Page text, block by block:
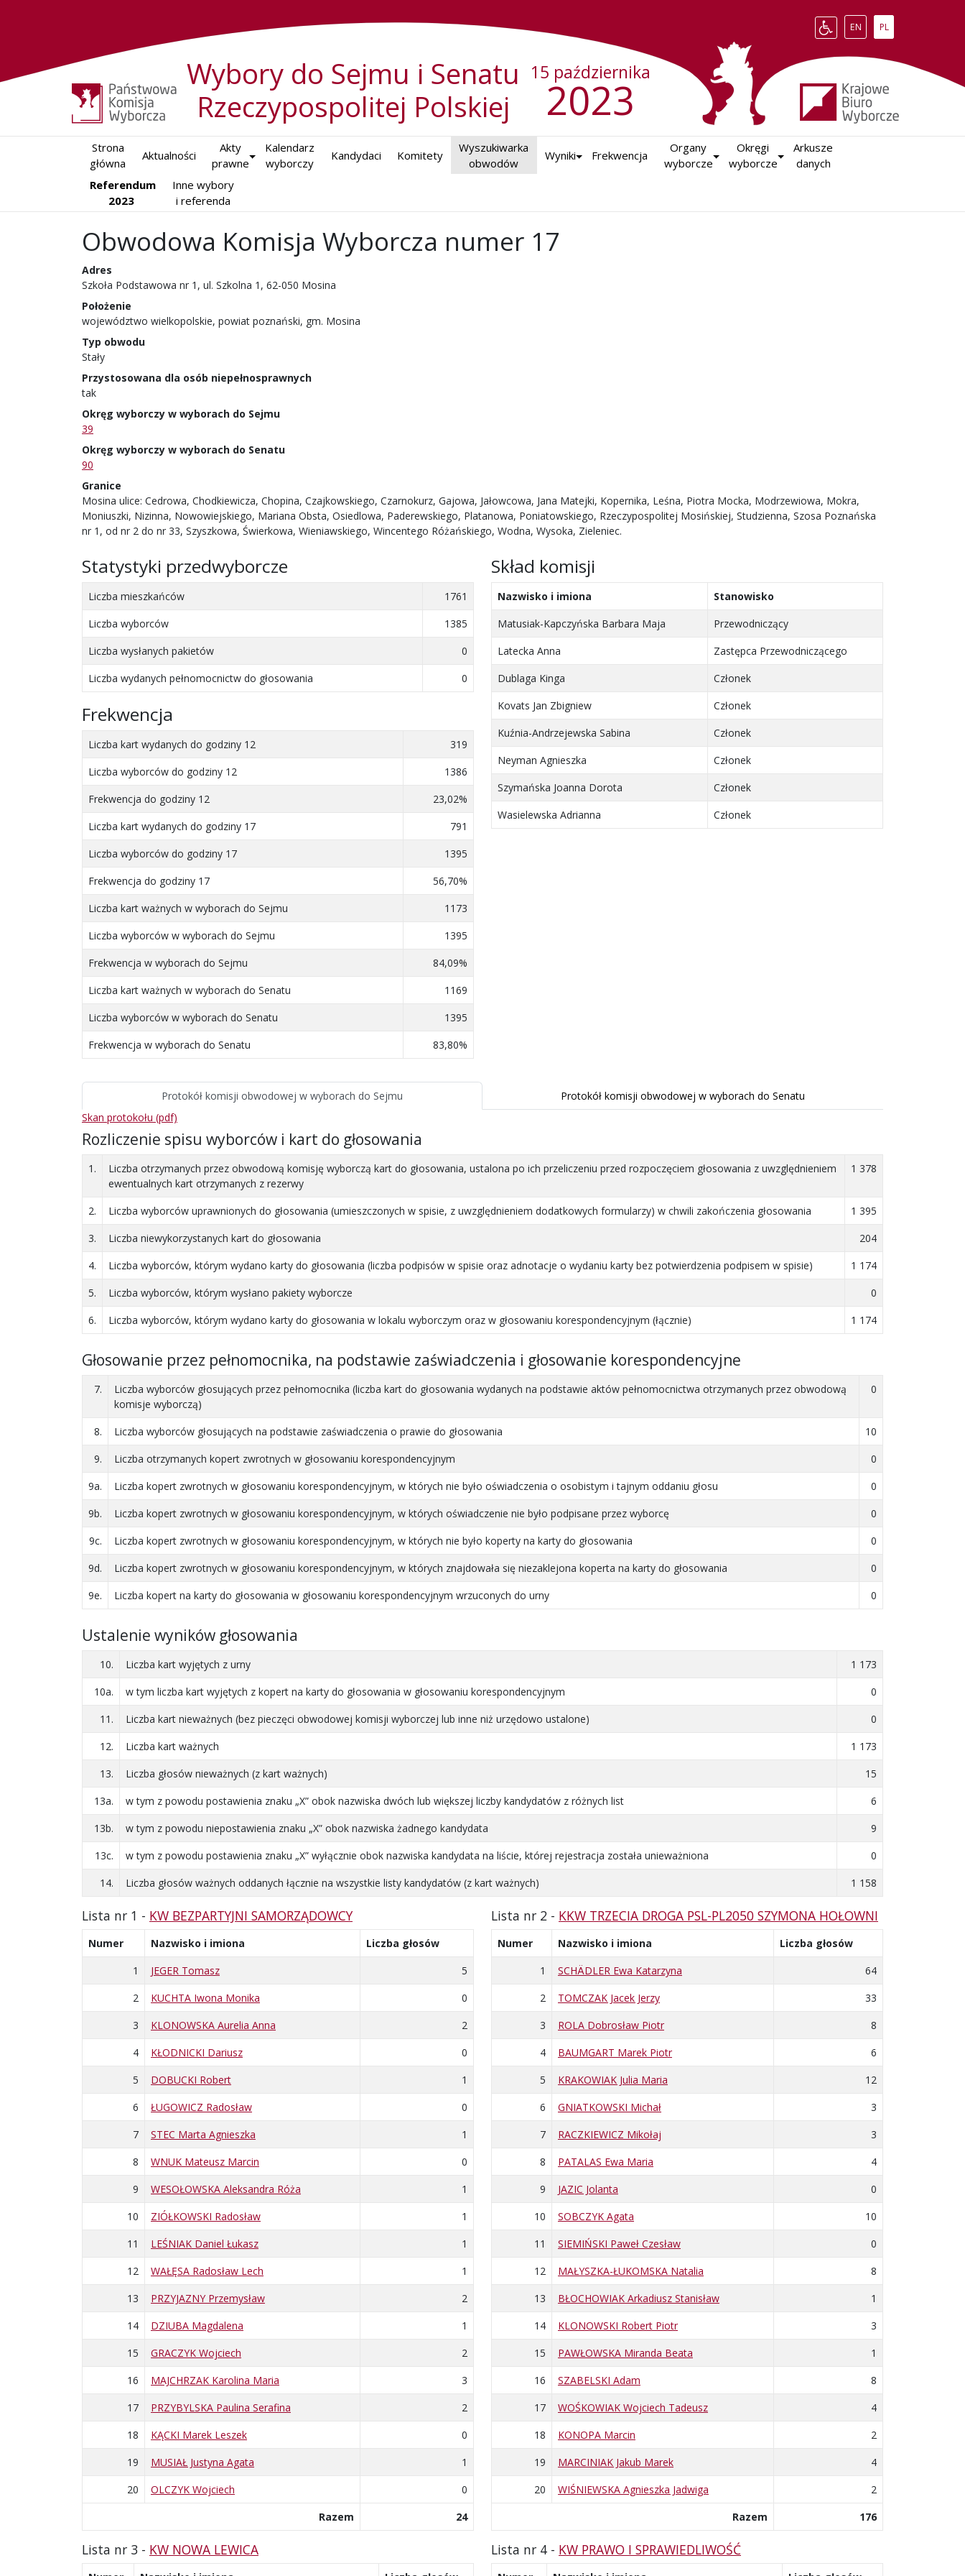
Change language to English
EN Zmień język na
PL
Wybory do Sejmu i Senatu
Rzeczypospolitej Polskiej
2023
15 października
Strona
główna
Aktualności
Akty
prawne
Kalendarz
wyborczy
Kandydaci Komitety
Wyszukiwarka
obwodów
Wyniki Frekwencja
Organy
wyborcze
Okręgi
wyborcze
Arkusze
danych
Referendum
2023
Inne wybory
i referenda
Obwodowa Komisja Wyborcza numer 17
Adres
Szkoła Podstawowa nr 1, ul. Szkolna 1, 62-050 Mosina
Położenie
województwo wielkopolskie, powiat poznański, gm. Mosina
Typ obwodu
Stały
Przystosowana dla osób niepełnosprawnych
tak
Okręg wyborczy w wyborach do Sejmu
39
Okręg wyborczy w wyborach do Senatu
90
Granice
Mosina ulice: Cedrowa, Chodkiewicza, Chopina, Czajkowskiego, Czarnokurz, Gajowa, Jałowcowa, Jana Matejki, Kopernika, Leśna, Piotra Mocka, Modrzewiowa, Mokra,
Moniuszki, Nizinna, Nowowiejskiego, Mariana Obsta, Osiedlowa, Paderewskiego, Platanowa, Poniatowskiego, Rzeczypospolitej Mosińskiej, Studzienna, Szosa Poznańska
nr 1, od nr 2 do nr 33, Szyszkowa, Świerkowa, Wieniawskiego, Wincentego Różańskiego, Wodna, Wysoka, Zieleniec.
Statystyki przedwyborcze
Liczba mieszkańców
1761
Liczba wyborców
1385
Liczba wysłanych pakietów
0
Liczba wydanych pełnomocnictw do głosowania
0
Frekwencja
Liczba kart wydanych do godziny 12
319
Liczba wyborców do godziny 12
1386
Frekwencja do godziny 12
23,02%
Liczba kart wydanych do godziny 17
791
Liczba wyborców do godziny 17
1395
Frekwencja do godziny 17
56,70%
Liczba kart ważnych w wyborach do Sejmu
1173
Liczba wyborców w wyborach do Sejmu
1395
Frekwencja w wyborach do Sejmu
84,09%
Liczba kart ważnych w wyborach do Senatu
1169
Liczba wyborców w wyborach do Senatu
1395
Frekwencja w wyborach do Senatu
83,80%
Skład komisji
Nazwisko i imiona
Stanowisko
Matusiak-Kapczyńska Barbara Maja
Przewodniczący
Latecka Anna
Zastępca Przewodniczącego
Dublaga Kinga
Członek
Kovats Jan Zbigniew
Członek
Kuźnia-Andrzejewska Sabina
Członek
Neyman Agnieszka
Członek
Szymańska Joanna Dorota
Członek
Wasielewska Adrianna
Członek
Protokół komisji obwodowej w wyborach do Sejmu Protokół komisji obwodowej w wyborach do Senatu
Skan protokołu (pdf)
Rozliczenie spisu wyborców i kart do głosowania
1.
Liczba otrzymanych przez obwodową komisję wyborczą kart do głosowania, ustalona po ich przeliczeniu przed rozpoczęciem głosowania z uwzględnieniem
ewentualnych kart otrzymanych z rezerwy
1 378
2. Liczba wyborców uprawnionych do głosowania (umieszczonych w spisie, z uwzględnieniem dodatkowych formularzy) w chwili zakończenia głosowania
1 395
3.
Liczba niewykorzystanych kart do głosowania
204
4.
Liczba wyborców, którym wydano karty do głosowania (liczba podpisów w spisie oraz adnotacje o wydaniu karty bez potwierdzenia podpisem w spisie)
1 174
5.
Liczba wyborców, którym wysłano pakiety wyborcze
0
6.
Liczba wyborców, którym wydano karty do głosowania w lokalu wyborczym oraz w głosowaniu korespondencyjnym (łącznie) 1 174
Głosowanie przez pełnomocnika, na podstawie zaświadczenia i głosowanie korespondencyjne
7.
Liczba wyborców głosujących przez pełnomocnika (liczba kart do głosowania wydanych na podstawie aktów pełnomocnictwa otrzymanych przez obwodową
komisje wyborczą)
0
8. Liczba wyborców głosujących na podstawie zaświadczenia o prawie do głosowania
10
9.
Liczba otrzymanych kopert zwrotnych w głosowaniu korespondencyjnym
0
9a.
Liczba kopert zwrotnych w głosowaniu korespondencyjnym, w których nie było oświadczenia o osobistym i tajnym oddaniu głosu
0
9b.
Liczba kopert zwrotnych w głosowaniu korespondencyjnym, w których oświadczenie nie było podpisane przez wyborcę
0
9c.
Liczba kopert zwrotnych w głosowaniu korespondencyjnym, w których nie było koperty na karty do głosowania
0
9d.
Liczba kopert zwrotnych w głosowaniu korespondencyjnym, w których znajdowała się niezaklejona koperta na karty do głosowania
0
9e.
Liczba kopert na karty do głosowania w głosowaniu korespondencyjnym wrzuconych do urny 0
Ustalenie wyników głosowania
10. Liczba kart wyjętych z urny
1 173
10a.
w tym liczba kart wyjętych z kopert na karty do głosowania w głosowaniu korespondencyjnym
0
11.
Liczba kart nieważnych (bez pieczęci obwodowej komisji wyborczej lub inne niż urzędowo ustalone)
0
12.
Liczba kart ważnych
1 173
13.
Liczba głosów nieważnych (z kart ważnych)
15
13a.
w tym z powodu postawienia znaku „X” obok nazwiska dwóch lub większej liczby kandydatów z różnych list
6
13b.
w tym z powodu niepostawienia znaku „X” obok nazwiska żadnego kandydata
9
13c.
w tym z powodu postawienia znaku „X” wyłącznie obok nazwiska kandydata na liście, której rejestracja została unieważniona
0
14.
Liczba głosów ważnych oddanych łącznie na wszystkie listy kandydatów (z kart ważnych) 1 158
Lista nr 1 - KW BEZPARTYJNI SAMORZĄDOWCY
Numer Nazwisko i imiona
Liczba głosów
1
JEGER Tomasz
5
2
KUCHTA Iwona Monika
0
3
KLONOWSKA Aurelia Anna
2
4
KŁODNICKI Dariusz
0
5
DOBUCKI Robert
1
6
ŁUGOWICZ Radosław
0
7
STEC Marta Agnieszka
1
8
WNUK Mateusz Marcin
0
9
WESOŁOWSKA Aleksandra Róża
1
10
ZIÓŁKOWSKI Radosław
1
11
LEŚNIAK Daniel Łukasz
1
12
WAŁĘSA Radosław Lech
1
13
PRZYJAZNY Przemysław
2
14
DZIUBA Magdalena
1
15
GRACZYK Wojciech
2
16
MAJCHRZAK Karolina Maria
3
17
PRZYBYLSKA Paulina Serafina
2
18
KĄCKI Marek Leszek
0
19
MUSIAŁ Justyna Agata
1
20
OLCZYK Wojciech
0
Razem
24
Lista nr 2 - KKW TRZECIA DROGA PSL-PL2050 SZYMONA HOŁOWNI
Numer Nazwisko i imiona
Liczba głosów
1
SCHÄDLER Ewa Katarzyna
64
2
TOMCZAK Jacek Jerzy
33
3
ROLA Dobrosław Piotr
8
4
BAUMGART Marek Piotr
6
5
KRAKOWIAK Julia Maria
12
6
GNIATKOWSKI Michał
3
7
RACZKIEWICZ Mikołaj
3
8
PATALAS Ewa Maria
4
9
JAZIC Jolanta
0
10
SOBCZYK Agata
10
11
SIEMIŃSKI Paweł Czesław
0
12
MAŁYSZKA-ŁUKOMSKA Natalia
8
13
BŁOCHOWIAK Arkadiusz Stanisław
1
14
KLONOWSKI Robert Piotr
3
15
PAWŁOWSKA Miranda Beata
1
16
SZABELSKI Adam
8
17
WOŚKOWIAK Wojciech Tadeusz
4
18
KONOPA Marcin
2
19
MARCINIAK Jakub Marek
4
20
WIŚNIEWSKA Agnieszka Jadwiga
2
Razem
176
Lista nr 3 - KW NOWA LEWICA Lista nr 4 - KW PRAWO I SPRAWIEDLIWOŚĆ